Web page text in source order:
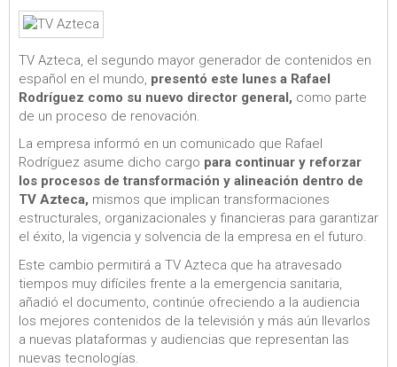
TV Azteca, el segundo mayor generador de contenidos en
español en el mundo, presentó este lunes a Rafael
Rodríguez como su nuevo director general, como parte
de un proceso de renovación.
La empresa informó en un comunicado que Rafael
Rodríguez asume dicho cargo para continuar y reforzar
los procesos de transformación y alineación dentro de
TV Azteca, mismos que implican transformaciones
estructurales, organizacionales y financieras para garantizar
el éxito, la vigencia y solvencia de la empresa en el futuro.
Este cambio permitirá a TV Azteca que ha atravesado
tiempos muy difíciles frente a la emergencia sanitaria,
añadió el documento, continúe ofreciendo a la audiencia
los mejores contenidos de la televisión y más aún llevarlos
a nuevas plataformas y audiencias que representan las
nuevas tecnologías.